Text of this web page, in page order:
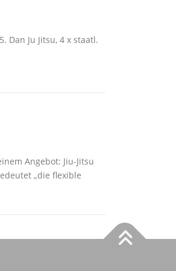
Dan Ju Jitsu, 4 x staatl.
Angebot: Jiu-Jitsu
„die flexible